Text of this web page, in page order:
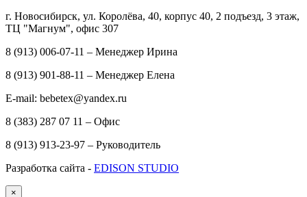
г. Новосибирск, ул. Королёва, 40, корпус 40, 2 подъезд, 3 этаж,
ТЦ "Магнум", офис 307
8 (913) 006-07-11 – Менеджер Ирина
8 (913) 901-88-11 – Менеджер Елена
E-mail: bebetex@yandex.ru
8 (383) 287 07 11 – Офис
8 (913) 913-23-97 – Руководитель
Разработка сайта - EDISON STUDIO
×